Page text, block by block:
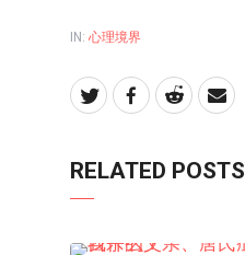
IN: 心理境界
RELATED POSTS